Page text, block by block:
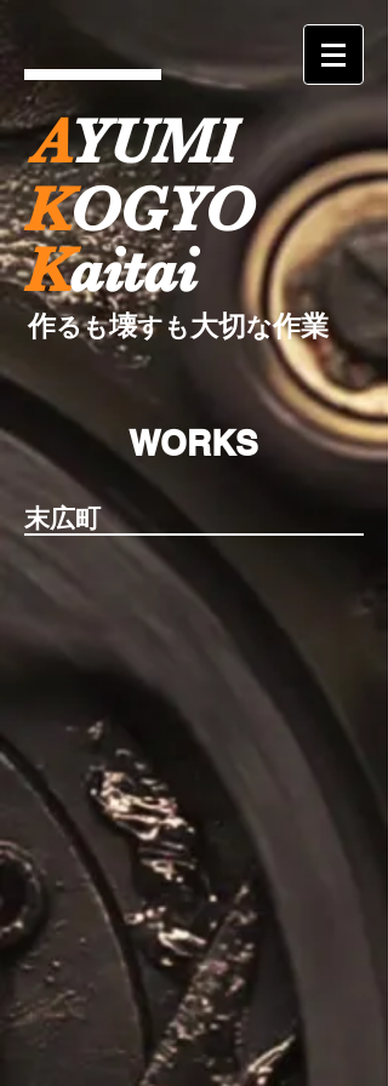
AYUMI
作るも壊すも大切な作業
Kaitai
KOGYO
WORKS
末広町